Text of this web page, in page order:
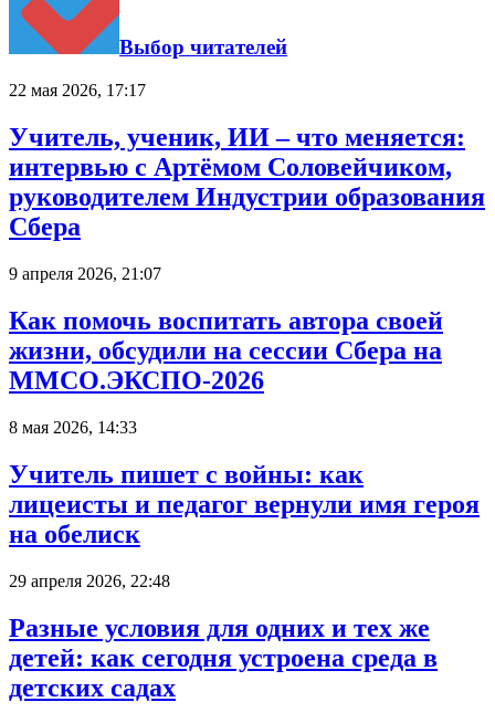
Выбор читателей
22 мая 2026, 17:17
Учитель, ученик, ИИ – что меняется:
интервью с Артёмом Соловейчиком,
руководителем Индустрии образования
Сбера
9 апреля 2026, 21:07
Как помочь воспитать автора своей
жизни, обсудили на сессии Сбера на
ММСО.ЭКСПО-2026
8 мая 2026, 14:33
Учитель пишет с войны: как
лицеисты и педагог вернули имя героя
на обелиск
29 апреля 2026, 22:48
Разные условия для одних и тех же
детей: как сегодня устроена среда в
детских садах